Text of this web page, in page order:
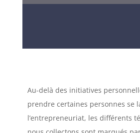
Au-delà des initiatives
prendre certaines personnes se
l’entrepreneuriat, les différents